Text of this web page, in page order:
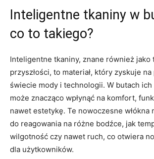
Inteligentne tkaniny w
co to takiego?
Inteligentne tkaniny, znane również jako
przyszłości, to materiał, który zyskuje
świecie mody i technologii. W butach
może znacząco wpłynąć na komfort,
nawet estetykę. Te nowoczesne włókna
do reagowania na różne bodźce, jak
wilgotność czy nawet ruch, co otwiera
dla użytkowników.